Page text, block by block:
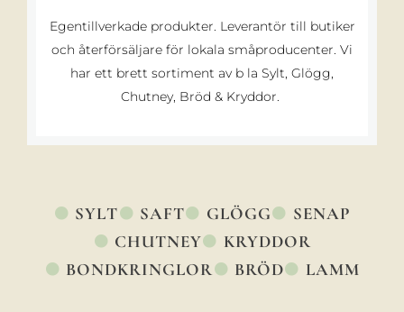
Egentillverkade produkter. Leverantör till butiker
och återförsäljare för lokala småproducenter. Vi
har ett brett sortiment av b la Sylt, Glögg,
Chutney, Bröd & Kryddor.
SYLT SAFT GLÖGG
SENAP
CHUTNEY
KRYDDOR
BONDKRINGLOR
BRÖD LAMM